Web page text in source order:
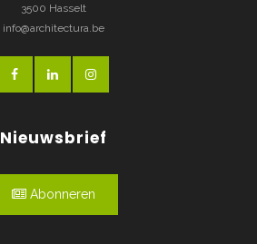
3500 Hasselt
info@architectura.be
Nieuwsbrief
Abonneren